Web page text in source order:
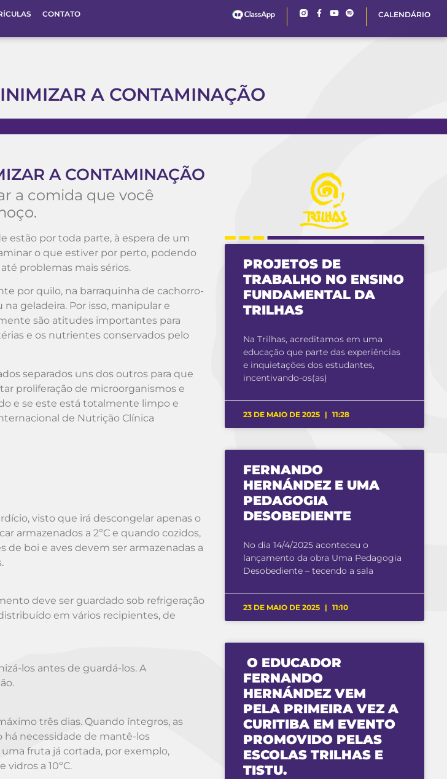
CONTATO CALENDÁRIO
A CONTAMINAÇÃO
A CONTAMINAÇÃO
a comida que você
estão por toda parte, à espera de um
o que estiver por perto, podendo
problemas mais sérios.
por quilo, na barraquinha de cachorro-
geladeira. Por isso, manipular e
são atitudes importantes para
e os nutrientes conservados pelo
separados uns dos outros para que
proliferação de microorganismos e
e se este está totalmente limpo e
de Nutrição Clínica
visto que irá descongelar apenas o
armazenados a 2ºC e quando cozidos,
de boi e aves devem ser armazenadas a
deve ser guardado sob refrigeração
em vários recipientes, de
los antes de guardá-los. A
três dias. Quando íntegros, as
necessidade de mantê-los
fruta já cortada, por exemplo,
a 10ºC.
PROJETOS DE
TRABALHO NO ENSINO
FUNDAMENTAL DA
TRILHAS
Na Trilhas, acreditamos em uma
educação que parte das experiências
e inquietações dos estudantes,
incentivando-os(as)
23 DE MAIO DE 2025 11:28
FERNANDO
HERNÁNDEZ E UMA
PEDAGOGIA
DESOBEDIENTE
No dia 14/4/2025 aconteceu o
lançamento da obra Uma Pedagogia
Desobediente – tecendo a sala
23 DE MAIO DE 2025 11:10
O EDUCADOR
FERNANDO
HERNÁNDEZ VEM
PELA PRIMEIRA VEZ A
CURITIBA EM EVENTO
PROMOVIDO PELAS
ESCOLAS TRILHAS E
TISTU.